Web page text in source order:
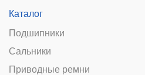
Каталог
Подшипники
Сальники
Приводные ремни